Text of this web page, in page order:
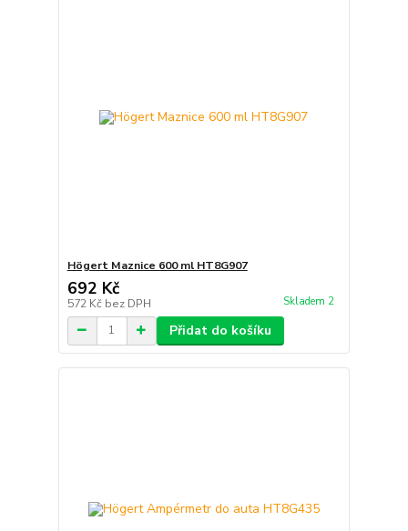
Högert Maznice 600 ml HT8G907
692 Kč
572 Kč bez DPH Skladem 2
Přidat do košíku